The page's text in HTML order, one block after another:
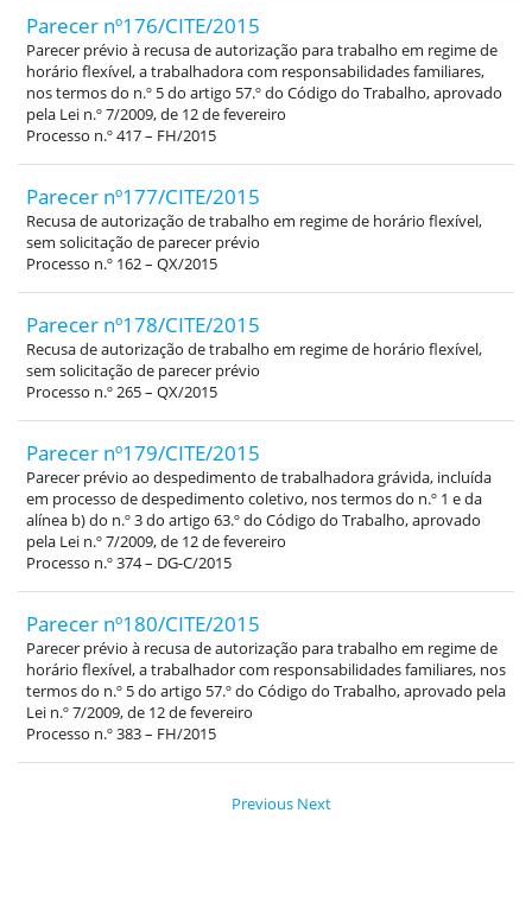
Parecer nº176/CITE/2015
Parecer prévio à recusa de autorização para trabalho em regime de
horário flexível, a trabalhadora com responsabilidades familiares,
nos termos do n.º 5 do artigo 57.º do Código do Trabalho, aprovado
pela Lei n.º 7/2009, de 12 de fevereiro
Processo n.º 417 – FH/2015
Parecer nº177/CITE/2015
Recusa de autorização de trabalho em regime de horário flexível,
sem solicitação de parecer prévio
Processo n.º 162 – QX/2015
Parecer nº178/CITE/2015
Recusa de autorização de trabalho em regime de horário flexível,
sem solicitação de parecer prévio
Processo n.º 265 – QX/2015
Parecer nº179/CITE/2015
Parecer prévio ao despedimento de trabalhadora grávida, incluída
em processo de despedimento coletivo, nos termos do n.º 1 e da
alínea b) do n.º 3 do artigo 63.º do Código do Trabalho, aprovado
pela Lei n.º 7/2009, de 12 de fevereiro
Processo n.º 374 – DG-C/2015
Parecer nº180/CITE/2015
Parecer prévio à recusa de autorização para trabalho em regime de
horário flexível, a trabalhador com responsabilidades familiares, nos
termos do n.º 5 do artigo 57.º do Código do Trabalho, aprovado pela
Lei n.º 7/2009, de 12 de fevereiro
Processo n.º 383 – FH/2015
Previous Next